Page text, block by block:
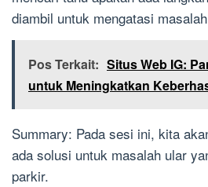
diambil untuk mengatasi
Pos Terkait: Situs Web IG:
untuk Meningkatkan
Summary: Pada sesi ini, kita
ada solusi untuk masalah ular
parkir.